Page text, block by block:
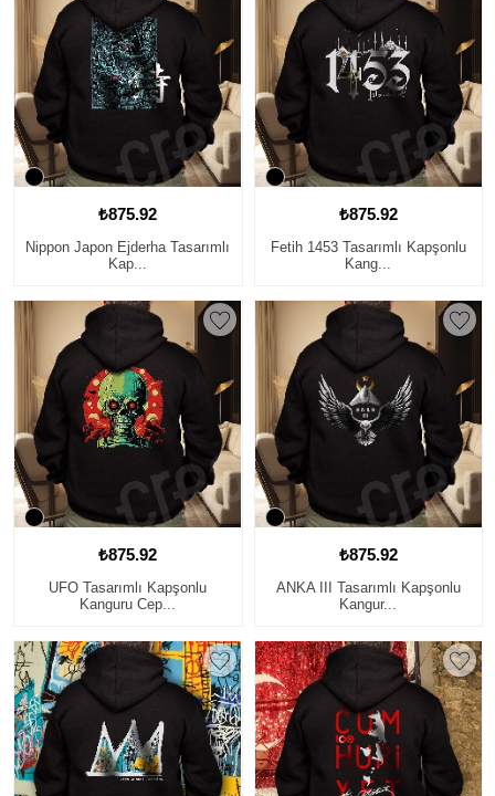
₺875.92
Nippon Japon Ejderha Tasarımlı
Kap...
₺875.92
Fetih 1453 Tasarımlı Kapşonlu
Kang...
₺875.92
UFO Tasarımlı Kapşonlu
Kanguru Cep...
₺875.92
ANKA III Tasarımlı Kapşonlu
Kangur...